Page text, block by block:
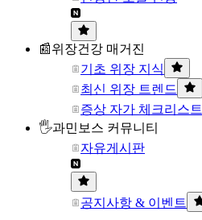
📰위장건강 매거진
기초 위장 지식
최신 위장 트렌드
증상 자가 체크리스트
🖐과민보스 커뮤니티
자유게시판
공지사항 & 이벤트